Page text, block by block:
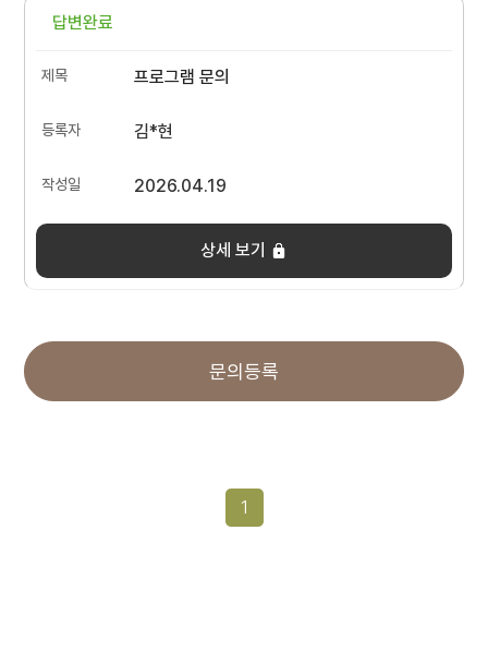
답변완료
프로그램 문의
김*현
2026.04.19
상세 보기
문의등록
1